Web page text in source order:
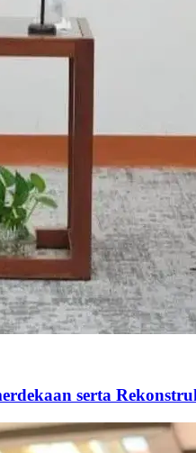
serta